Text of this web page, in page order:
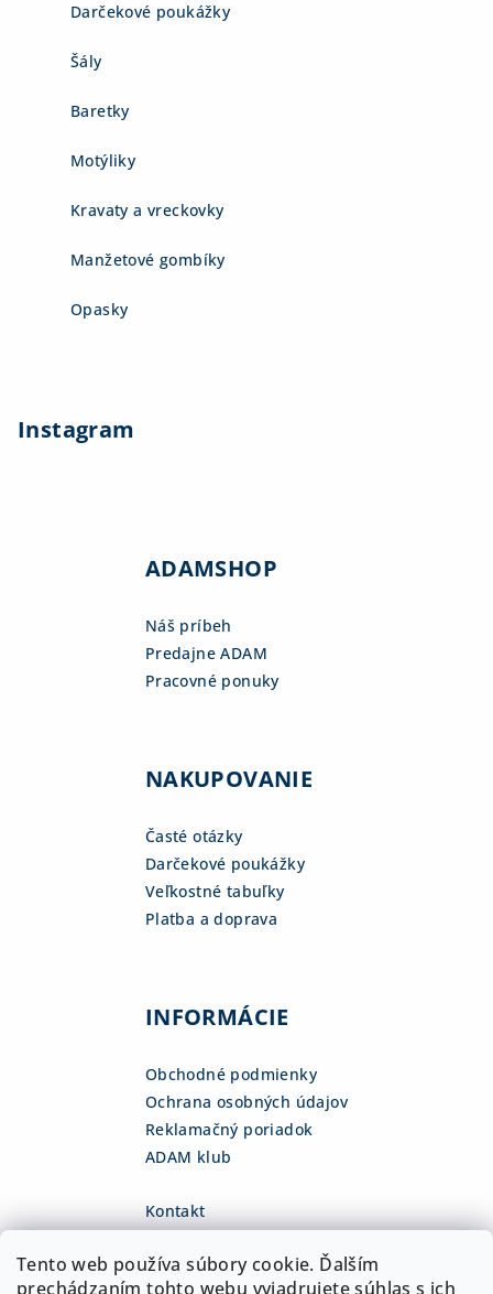
Tento web používa súbory cookie. Ďalším
prechádzaním tohto webu vyjadrujete súhlas s ich
Darčekové poukážky
Šály
Baretky
Motýliky
Kravaty a vreckovky
Manžetové gombíky
Opasky
Instagram
ADAMSHOP
Náš príbeh
Predajne ADAM
Pracovné ponuky
NAKUPOVANIE
Časté otázky
Darčekové poukážky
Veľkostné tabuľky
Platba a doprava
INFORMÁCIE
Obchodné podmienky
Ochrana osobných údajov
Reklamačný poriadok
ADAM klub
Kontakt
+421 918 468 475
fb.com/adamshop.sk